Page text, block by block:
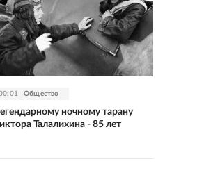
Общество
ночному тарану
Талалихина - 85 лет